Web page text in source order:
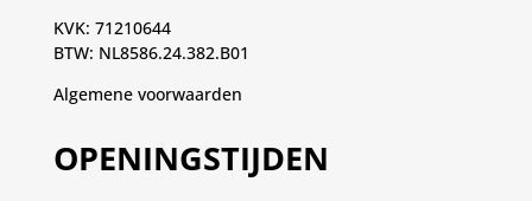
KVK: 71210644
BTW: NL8586.24.382.B01
Algemene voorwaarden
OPENINGSTIJDEN